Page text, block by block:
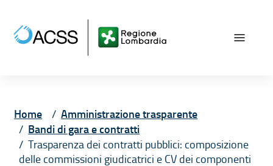
Home
Amministrazione trasparente
Bandi di gara e contratti
Trasparenza dei contratti pubblici: composizione
delle commissioni giudicatrici e CV dei componenti